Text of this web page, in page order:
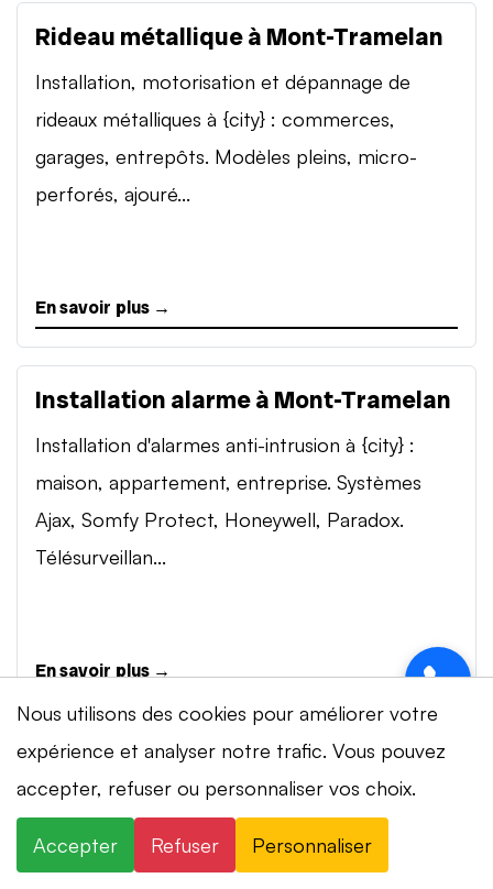
Rideau métallique à Mont-Tramelan
Installation, motorisation et dépannage de
rideaux métalliques à {city} : commerces,
garages, entrepôts. Modèles pleins, micro-
perforés, ajouré...
En savoir plus →
Installation alarme à Mont-Tramelan
Installation d'alarmes anti-intrusion à {city} :
maison, appartement, entreprise. Systèmes
Ajax, Somfy Protect, Honeywell, Paradox.
Télésurveillan...
En savoir plus →
Vidéosurveillance à Mont-Tramelan
Installation de systèmes de vidéosurveillance à
{city} : caméras IP 4K, visionnage smartphone,
Nous utilisons des cookies pour améliorer votre
expérience et analyser notre trafic. Vous pouvez
accepter, refuser ou personnaliser vos choix.
Accepter Refuser Personnaliser
⚡ Intervention en 20 min· 24h/24 · 7j/7 ·
Devis gratuit
+41 78 319 32 82
WhatsApp